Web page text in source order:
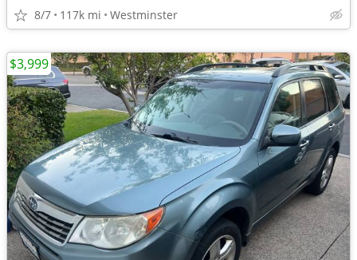
8/7 117k mi Westminster
$3,999